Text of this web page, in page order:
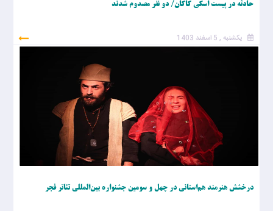
حادثه در پیست اسکی کاکان/ دو نفر مصدوم شدند
یکشنبه , 5 اسفند 1403
درخشش هنرمند هم‌استانی در چهل و سومین جشنواره بین‌المللی تئاتر فجر